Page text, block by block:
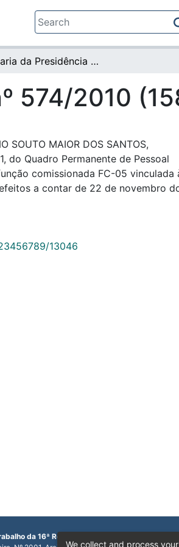
Portaria da Presidência nº 574/2010 (15876)
574/2010
SOUTO MAIOR DOS SANTOS,
do Quadro Permanente de Pessoal
comissionada FC-05 vinculada
a contar de 22 de novembro
13046
da 16ª Região
We collect and process